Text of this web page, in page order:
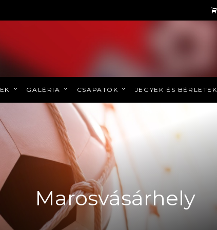
GALÉRIA CSAPATOK JEGYEK ÉS BÉRLETEK
Marosvásárhely